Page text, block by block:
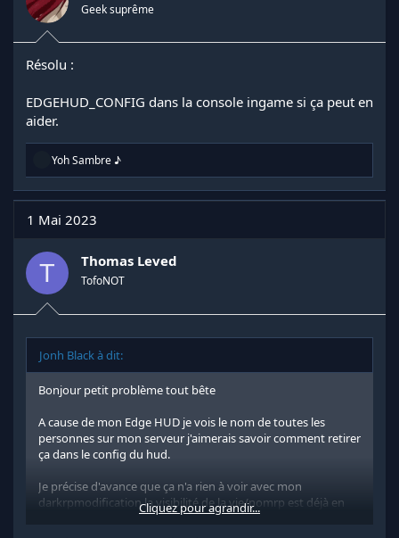
Geek suprême
Résolu :
EDGEHUD_CONFIG dans la console ingame si ça peut en
aider.
R
a
c
t
i
n
Yoh Sambre ♪
1 Mai 2023
T Thomas Leved
TofoNOT
Jonh Black à dit:
Bonjour petit problème tout bête
A cause de mon Edge HUD je vois le nom de toutes les
personnes sur mon serveur j'aimerais savoir comment retirer
ça dans le config du hud.
Je précise d'avance que ça n'a rien à voir avec mon
darkrpmodification la visibilité de la vie/nomrp est déjà en
Cliquez pour agrandir...